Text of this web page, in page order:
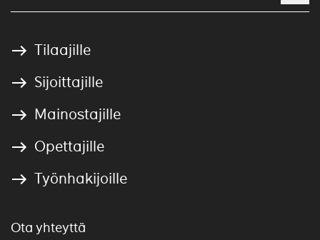
Tilaajille
Sijoittajille
Mainostajille
Opettajille
Työnhakijoille
Ota yhteyttä